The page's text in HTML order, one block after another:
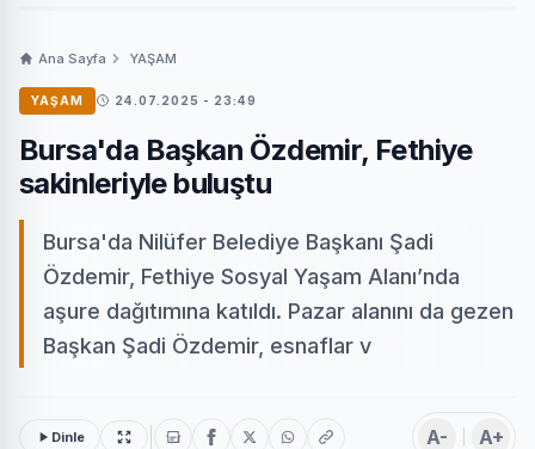
Ana Sayfa YAŞAM
YAŞAM 24.07.2025 - 23:49
Bursa'da Başkan Özdemir, Fethiye
sakinleriyle buluştu
Bursa'da Nilüfer Belediye Başkanı Şadi
Özdemir, Fethiye Sosyal Yaşam Alanı’nda
aşure dağıtımına katıldı. Pazar alanını da gezen
Başkan Şadi Özdemir, esnaflar v
Dinle A- A+